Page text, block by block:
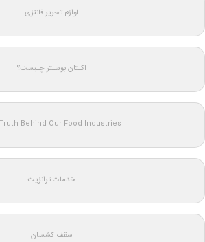
لوازم تحریر فانتزی
اکـتان بوسـتر چـیست؟
Behind Our Food Industries
خدمات ترانزیت
سقف کشسان